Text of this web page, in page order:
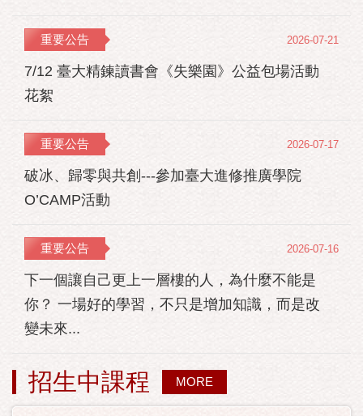
重要公告
7/12 臺大精鍊讀書會《失樂園》公益包場活動
花絮
2026-07-21
重要公告
破冰、歸零與共創---參加臺大進修推廣學院
O’CAMP活動
2026-07-17
重要公告
下一個讓自己更上一層樓的人，為什麼不能是
你？ 一場好的學習，不只是增加知識，而是改
變未來...
2026-07-16
招生中課程 MORE